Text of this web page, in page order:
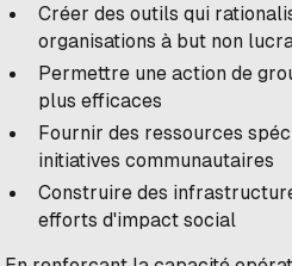
Créer des outils qui
organisations à but non
Permettre une action de
plus efficaces
Fournir des ressources
initiatives communautaires
Construire des
efforts d'impact social